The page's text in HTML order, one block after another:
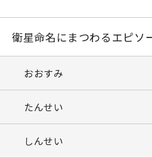
衛星命名にまつわるエピソ
おおすみ
たんせい
しんせい